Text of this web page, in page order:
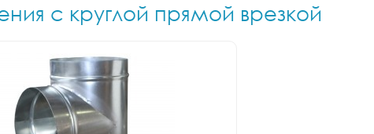
с круглой прямой врезкой